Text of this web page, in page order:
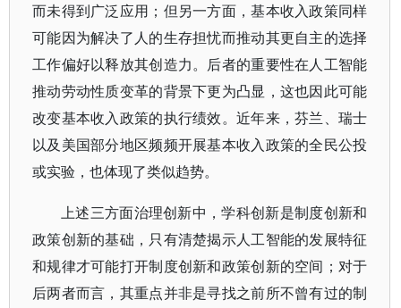
而未得到广泛应用；但另一方面，基本收入政策同样
可能因为解决了人的生存担忧而推动其更自主的选择
工作偏好以释放其创造力。后者的重要性在人工智能
推动劳动性质变革的背景下更为凸显，这也因此可能
改变基本收入政策的执行绩效。近年来，芬兰、瑞士
以及美国部分地区频频开展基本收入政策的全民公投
或实验，也体现了类似趋势。
上述三方面治理创新中，学科创新是制度创新和
政策创新的基础，只有清楚揭示人工智能的发展特征
和规律才可能打开制度创新和政策创新的空间；对于
后两者而言，其重点并非是寻找之前所不曾有过的制